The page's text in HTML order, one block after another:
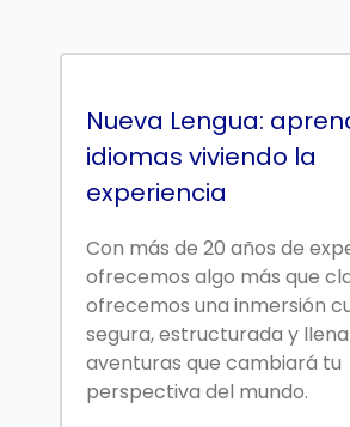
Nueva Lengua:
idiomas viviendo la
experiencia
Con más de 20 años de
ofrecemos algo más que
ofrecemos una inmersión
segura, estructurada y
aventuras que cambiará tu
perspectiva del mundo.